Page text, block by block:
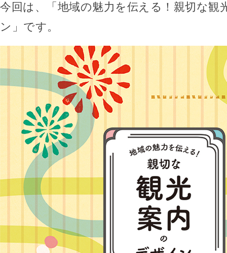
今回は、「地域の魅力を伝える！親切な観
ン」です。